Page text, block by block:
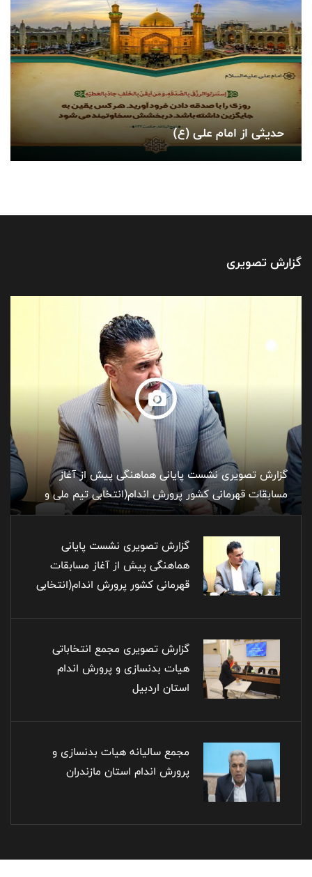
حدیثی از امام علی (ع)
گزارش تصویری
گزارش تصویری نشست پایانی هماهنگی پیش از آغاز
مسابقات قهرمانی کشور پرورش اندام(انتخابی تیم ملی و
گرامیداشت شهدای اقتدار و ایران همیشه قهرمان)
گزارش تصویری نشست پایانی
هماهنگی پیش از آغاز مسابقات
قهرمانی کشور پرورش اندام(انتخابی
اقتدار و ایران همیشه قهرمان)
گزارش تصویری مجمع انتخاباتی
هیات بدنسازی و پرورش اندام
استان اردبیل
مجمع سالیانه هیات بدنسازی و
پرورش اندام استان مازندران